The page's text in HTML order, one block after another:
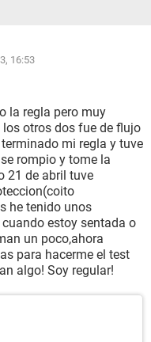
16:53
la regla pero muy
otros dos fue de flujo
mi regla y tuve
rompio y tome la
21 de abril tuve
he tenido unos
estoy sentada o
un poco,ahora
para hacerme el test
algo! Soy regular!